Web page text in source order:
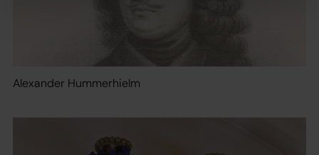
Alexander Hummerhielm